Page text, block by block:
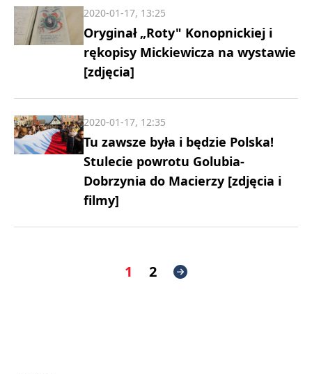
Oryginał „Roty" Konopnickiej i
rękopisy Mickiewicza na wystawie
[zdjęcia]
2020-01-17, 13:25
Tu zawsze była i będzie Polska!
Stulecie powrotu Golubia-
Dobrzynia do Macierzy [zdjęcia i
filmy]
2020-01-17, 12:35
1 2